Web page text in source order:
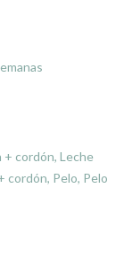
+ cordón, Leche
cordón, Pelo, Pelo